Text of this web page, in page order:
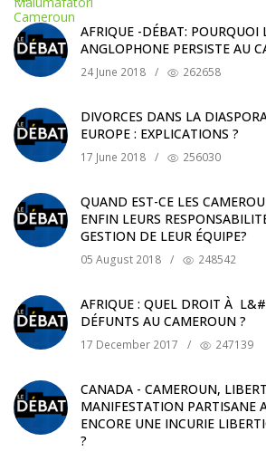
AFRIQUE -DÉBAT: POURQUOI
ANGLOPHONE PERSISTE AU
24 June 2018 / 262658
DIVORCES DANS LA
EUROPE : EXPLICATIONS ?
17 June 2018 / 256030
QUAND EST-CE LES
ENFIN LEURS
GESTION DE LEUR ÉQUIPE?
05 August 2018 / 248542
AFRIQUE : QUEL DROIT À
DÉFUNTS AU CAMEROUN ?
17 December 2017 / 247139
CANADA - CAMEROUN,
MANIFESTATION PARTISANE
ENCORE UNE INCURIE
?